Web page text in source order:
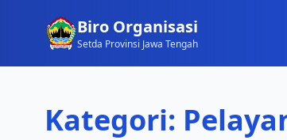
Biro Organisasi
Setda Provinsi Jawa Tengah
Kategori: